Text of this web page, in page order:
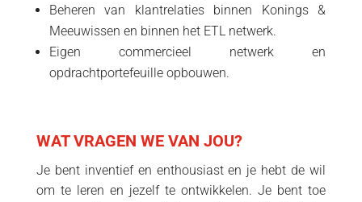
Beheren van klantrelaties binnen Konings &
Meeuwissen en binnen het ETL netwerk.
Eigen commercieel netwerk en
opdrachtportefeuille opbouwen.
WAT VRAGEN WE VAN JOU?
Je bent inventief en enthousiast en je hebt de wil
om te leren en jezelf te ontwikkelen. Je bent toe